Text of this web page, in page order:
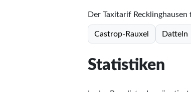
Der Taxitarif
Castrop-Rauxel Datteln
Statistiken